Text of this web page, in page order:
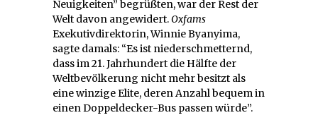
Neuigkeiten” begrüßten, war der Rest der
Welt davon angewidert.Oxfams
Exekutivdirektorin, Winnie Byanyima,
sagte damals: “Es ist niederschmetternd,
dass im 21. Jahrhundert die Hälfte der
Weltbevölkerung nicht mehr besitzt als
eine winzige Elite, deren Anzahl bequem in
einen Doppeldecker-Bus passen würde”.